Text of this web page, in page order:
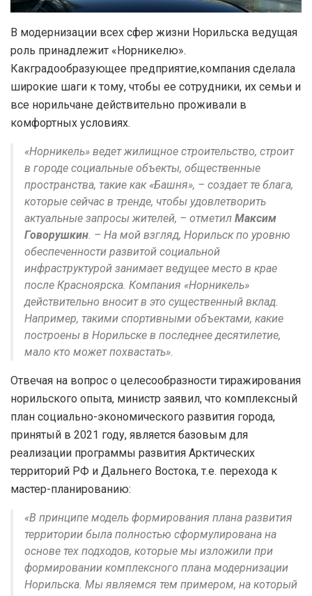
В модернизации всех сфер жизни Норильска ведущая
роль принадлежит «Норникелю».
Какградообразующее предприятие,компания сделала
широкие шаги к тому, чтобы ее сотрудники, их семьи и
все норильчане действительно проживали в
комфортных условиях.
«Норникель» ведет жилищное строительство, строит
в городе социальные объекты, общественные
пространства, такие как «Башня», – создает те блага,
которые сейчас в тренде, чтобы удовлетворить
актуальные запросы жителей, – отметил Максим
Говорушкин . – На мой взгляд, Норильск по уровню
обеспеченности развитой социальной
инфраструктурой занимает ведущее место в крае
после Красноярска. Компания «Норникель»
действительно вносит в это существенный вклад.
Например, такими спортивными объектами, какие
построены в Норильске в последнее десятилетие,
мало кто может похвастать».
Отвечая на вопрос о целесообразности тиражирования
норильского опыта, министр заявил, что комплексный
план социально-экономического развития города,
принятый в 2021 году, является базовым для
реализации программы развития Арктических
территорий РФ и Дальнего Востока, т.е. перехода к
мастер-планированию:
«В принципе модель формирования плана развития
территории была полностью сформулирована на
основе тех подходов, которые мы изложили при
формировании комплексного плана модернизации
Норильска. Мы являемся тем примером, на который